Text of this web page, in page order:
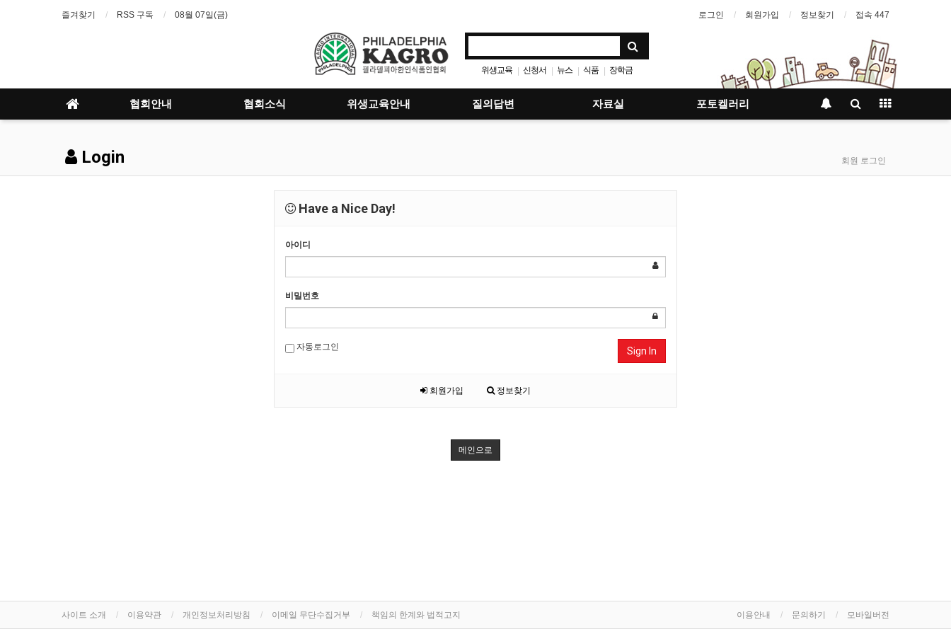
즐겨찾기 RSS 구독 08월 07일(금) 로그인 회원가입 정보찾기 접속 447
위생교육 | 신청서 | 뉴스 | 식품 | 장학금
협회안내 협회소식 위생교육안내 질의답변 자료실 포토켈러리
Login 회원 로그인
Have a Nice Day!
아이디
비밀번호
자동로그인 Sign In
회원가입 정보찾기
메인으로
사이트 소개 이용약관 개인정보처리방침 이메일 무단수집거부 책임의 한계와 법적고지 이용안내 문의하기 모바일버전